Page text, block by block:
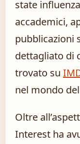
state
accademici,
pubblicazioni
dettagliato di
trovato su
nel mondo
Oltre
Interest ha